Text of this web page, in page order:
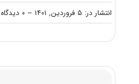
انتشار در: ۵ فروردین, ۱۴۰۱ -- ۰ دیدگاه